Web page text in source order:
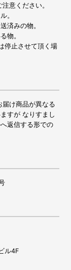
意ください。
。
済みの物。
物。
停止させて頂く場
け商品が異なる
すが なりすまし
返信する形での
ル4F